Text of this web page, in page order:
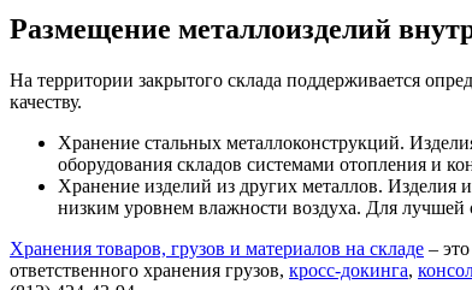
Размещение металлоизделий
На территории закрытого склада поддерживается
качеству.
Хранение стальных металлоконструкций.
оборудования складов системами отопления и
Хранение изделий из других металлов.
низким уровнем влажности воздуха. Для лучшей
Хранения товаров, грузов и материалов на складе –
ответственного хранения грузов, кросс-докинга,